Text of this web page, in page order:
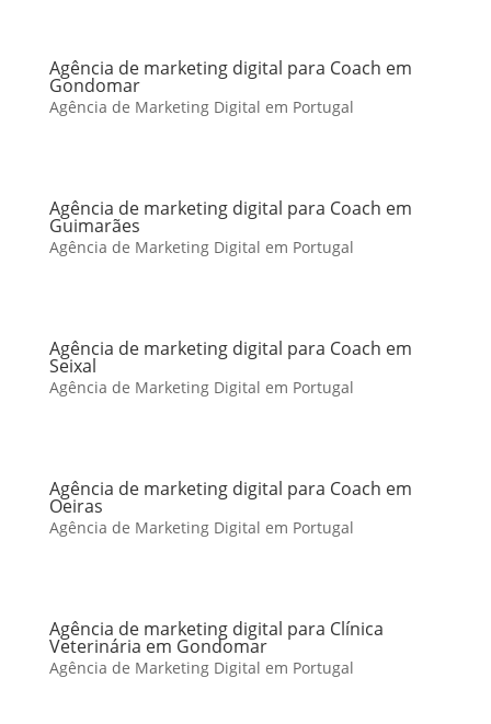
Agência de marketing digital para Coach em
Gondomar
Agência de Marketing Digital em Portugal
Agência de marketing digital para Coach em
Guimarães
Agência de Marketing Digital em Portugal
Agência de marketing digital para Coach em
Seixal
Agência de Marketing Digital em Portugal
Agência de marketing digital para Coach em
Oeiras
Agência de Marketing Digital em Portugal
Agência de marketing digital para Clínica
Veterinária em Gondomar
Agência de Marketing Digital em Portugal